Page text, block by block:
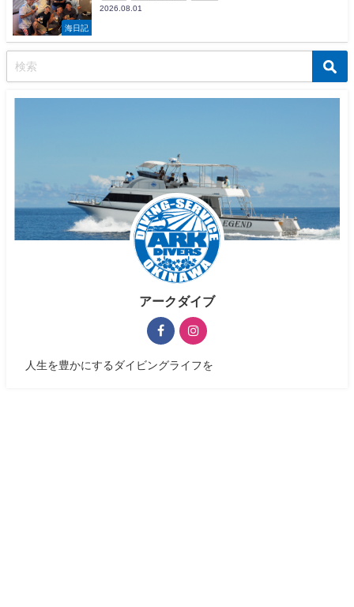
海日記
2026.08.01
アークダイブ
人生を豊かにするダイビングライフを